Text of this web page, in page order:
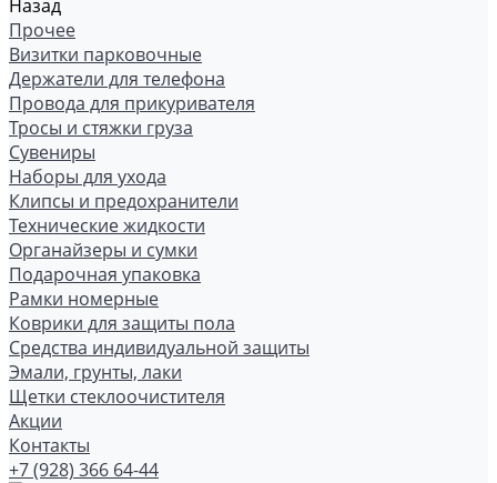
Назад
Прочее
Визитки парковочные
Держатели для телефона
Провода для прикуривателя
Тросы и стяжки груза
Сувениры
Наборы для ухода
Клипсы и предохранители
Технические жидкости
Органайзеры и сумки
Подарочная упаковка
Рамки номерные
Коврики для защиты пола
Средства индивидуальной защиты
Эмали, грунты, лаки
Щетки стеклоочистителя
Акции
Контакты
+7 (928) 366 64-44